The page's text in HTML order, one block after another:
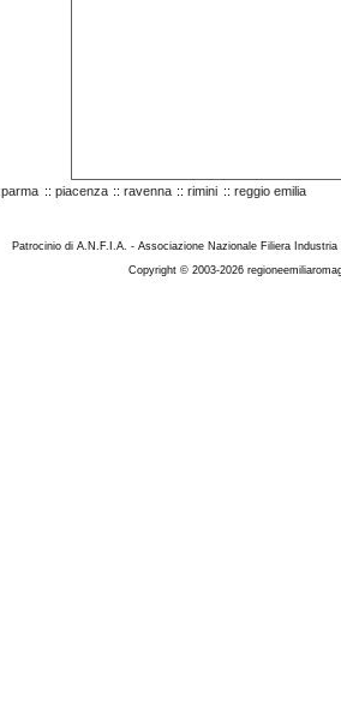
parma :: piacenza :: ravenna :: rimini :: reggio emilia
Patrocinio di A.N.F.I.A. - Associazione Nazionale Filiera
Copyright © 2003-2026